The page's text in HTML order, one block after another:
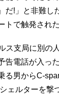
だ!」と非難し
で触発され
支局に別の
告電話が入っ
る男からC-
ェルターを撃